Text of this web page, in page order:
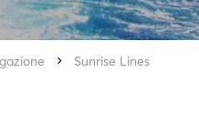
Sunrise Lines